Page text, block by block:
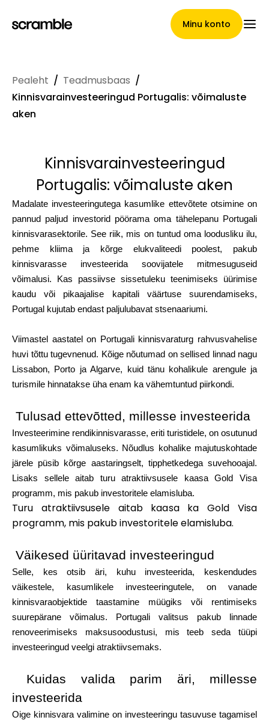
Minu konto
Pealeht
Nõuete loovutamise
tingimused
Brändide galerii
Brändi valik
Kalkulaatorid
Voorude ajalugu
Blogi
Võta meiega ühendust
Abi
Minu konto
Hankige rahastust
Pealeht / Teadmusbaas /
Kinnisvarainvesteeringud Portugalis: võimaluste
aken
Kinnisvarainvesteeringud
Portugalis: võimaluste aken
Madalate investeeringutega kasumlike ettevõtete otsimine on
pannud paljud investorid pöörama oma tähelepanu Portugali
kinnisvarasektorile. See riik, mis on tuntud oma loodusliku ilu,
pehme kliima ja kõrge elukvaliteedi poolest, pakub
kinnisvarasse investeerida soovijatele mitmesuguseid
võimalusi. Kas passiivse sissetuleku teenimiseks üürimise
kaudu või pikaajalise kapitali väärtuse suurendamiseks,
Portugal kujutab endast paljulubavat stsenaariumi.
Viimastel aastatel on Portugali kinnisvaraturg rahvusvahelise
huvi tõttu tugevnenud. Kõige nõutumad on sellised linnad nagu
Lissabon, Porto ja Algarve, kuid tänu kohalikule arengule ja
turismile hinnatakse üha enam ka vähemtuntud piirkondi.
Tulusad ettevõtted, millesse investeerida
Investeerimine rendikinnisvarasse, eriti turistidele, on osutunud
kasumlikuks võimaluseks. Nõudlus kohalike majutuskohtade
järele püsib kõrge aastaringselt, tipphetkedega suvehooajal.
Lisaks sellele aitab turu atraktiivsusele kaasa Gold Visa
programm, mis pakub investoritele elamisluba.
Turu atraktiivsusele aitab kaasa ka Gold Visa
programm, mis pakub investoritele elamisluba.
Väikesed üüritavad investeeringud
Selle, kes otsib äri, kuhu investeerida, keskendudes
väikestele, kasumlikele investeeringutele, on vanade
kinnisvaraobjektide taastamine müügiks või rentimiseks
suurepärane võimalus. Portugali valitsus pakub linnade
renoveerimiseks maksusoodustusi, mis teeb seda tüüpi
investeeringud veelgi atraktiivsemaks.
Kuidas valida parim äri, millesse
investeerida
Oige kinnisvara valimine on investeeringu tasuvuse tagamisel